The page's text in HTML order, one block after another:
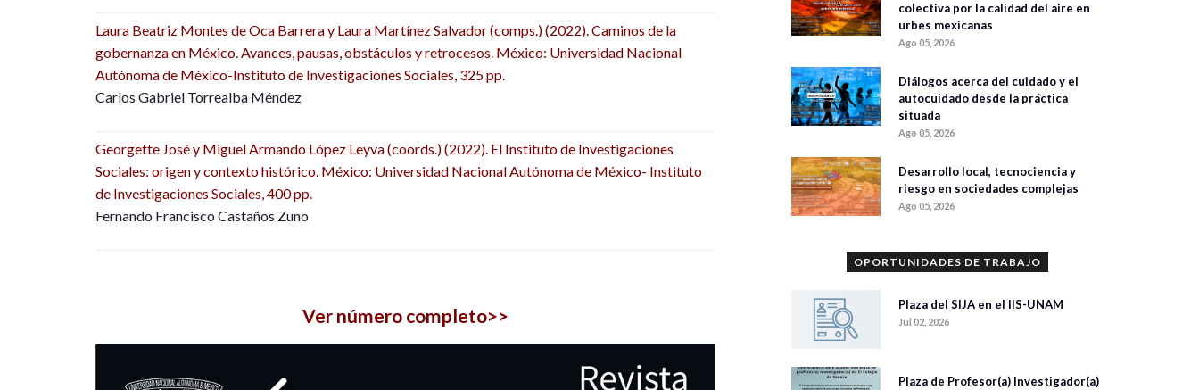
Laura Beatriz Montes de Oca Barrera y Laura Martínez Salvador (comps.) (2022). Caminos de la
gobernanza en México. Avances, pausas, obstáculos y retrocesos. México: Universidad Nacional
Autónoma de México-Instituto de Investigaciones Sociales, 325 pp.
Carlos Gabriel Torrealba Méndez
Georgette José y Miguel Armando López Leyva (coords.) (2022). El Instituto de Investigaciones
Sociales: origen y contexto histórico. México: Universidad Nacional Autónoma de México- Instituto
de Investigaciones Sociales, 400 pp.
Fernando Francisco Castaños Zuno
Ver número completo>>
colectiva por la calidad del aire en
urbes mexicanas
Ago 05, 2026
Diálogos acerca del cuidado y el
autocuidado desde la práctica
situada
Ago 05, 2026
Desarrollo local, tecnociencia y
riesgo en sociedades complejas
Ago 05, 2026
OPORTUNIDADES DE TRABAJO
Plaza del SIJA en el IIS-UNAM
Jul 02, 2026
Plaza de Profesor(a) Investigador(a)